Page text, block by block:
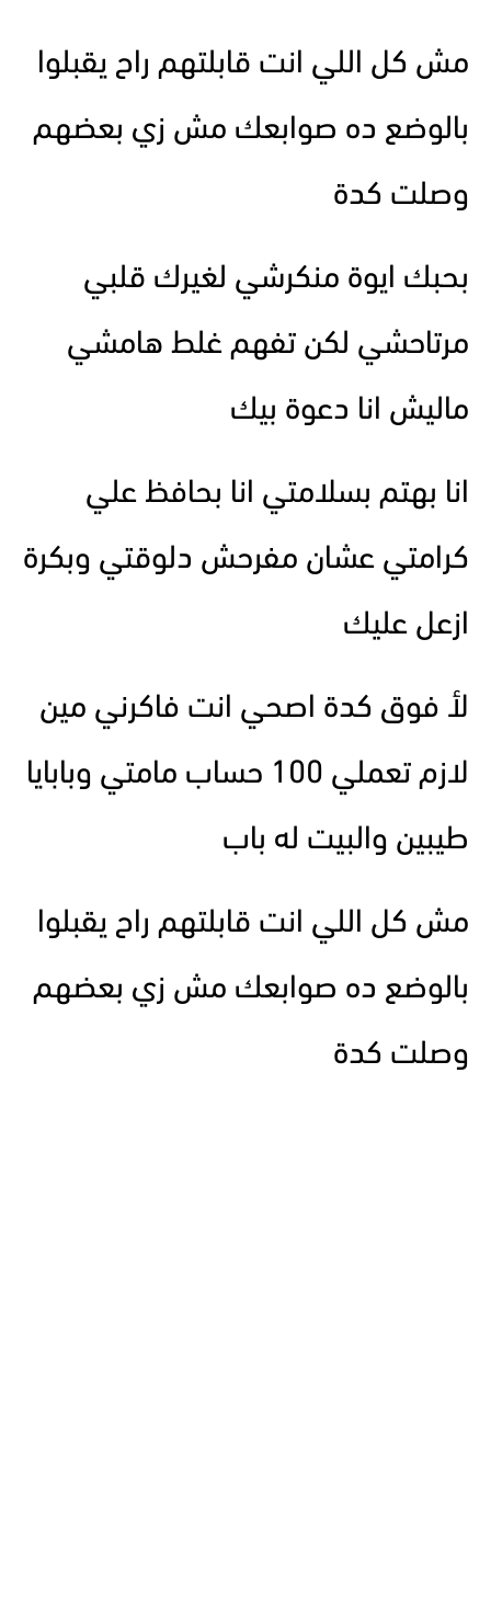
مش كل اللي انت قابلتهم راح يقبلوا
بالوضع ده صوابعك مش زي بعضهم
وصلت كدة
بحبك ايوة منكرشي لغيرك قلبي
مرتاحشي لكن تفهم غلط هامشي
ماليش انا دعوة بيك
انا بهتم بسلامتي انا بحافظ علي
كرامتي عشان مفرحش دلوقتي وبكرة
ازعل عليك
لأ فوق كدة اصحي انت فاكرني مين
لازم تعملي 100 حساب مامتي وبابايا
طيبين والبيت له باب
مش كل اللي انت قابلتهم راح يقبلوا
بالوضع ده صوابعك مش زي بعضهم
وصلت كدة